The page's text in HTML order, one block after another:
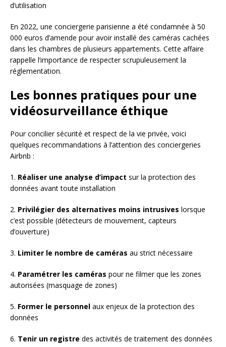
d’utilisation
En 2022, une conciergerie parisienne a été condamnée à 50
000 euros d’amende pour avoir installé des caméras cachées
dans les chambres de plusieurs appartements. Cette affaire
rappelle l’importance de respecter scrupuleusement la
réglementation.
Les bonnes pratiques pour une
vidéosurveillance éthique
Pour concilier sécurité et respect de la vie privée, voici
quelques recommandations à l’attention des conciergeries
Airbnb :
1. Réaliser une analyse d’impact sur la protection des
données avant toute installation
2. Privilégier des alternatives moins intrusives lorsque
c’est possible (détecteurs de mouvement, capteurs
d’ouverture)
3. Limiter le nombre de caméras au strict nécessaire
4. Paramétrer les caméras pour ne filmer que les zones
autorisées (masquage de zones)
5. Former le personnel aux enjeux de la protection des
données
6. Tenir un registre des activités de traitement des données